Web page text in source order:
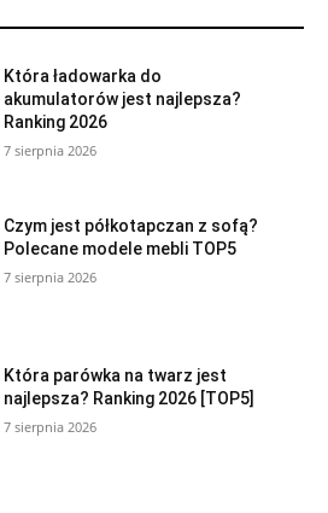
Która ładowarka do
akumulatorów jest najlepsza?
Ranking 2026
7 sierpnia 2026
Czym jest półkotapczan z sofą?
Polecane modele mebli TOP5
7 sierpnia 2026
Która parówka na twarz jest
najlepsza? Ranking 2026 [TOP5]
7 sierpnia 2026